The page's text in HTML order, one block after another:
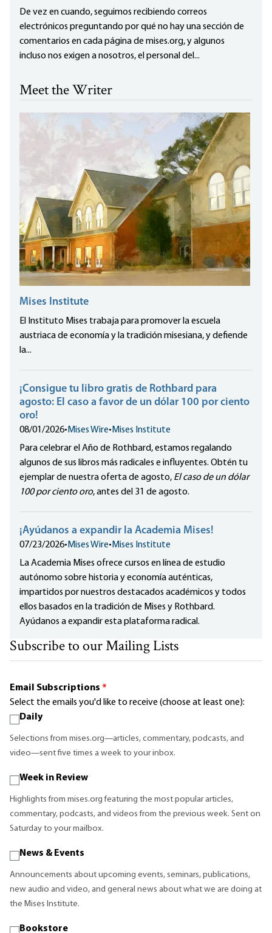
De vez en cuando, seguimos recibiendo correos
electrónicos preguntando por qué no hay una sección de
comentarios en cada página de mises.org, y algunos
incluso nos exigen a nosotros, el personal del...
Meet the Writer
Mises Institute
El Instituto Mises trabaja para promover la escuela
austriaca de economía y la tradición misesiana, y defiende
la...
¡Consigue tu libro gratis de Rothbard para
agosto: El caso a favor de un dólar 100 por ciento
oro!
08/01/2026• Mises Wire• Mises Institute
Para celebrar el Año de Rothbard, estamos regalando
algunos de sus libros más radicales e influyentes. Obtén tu
ejemplar de nuestra oferta de agosto, El caso de un dólar
100 por ciento oro, antes del 31 de agosto.
¡Ayúdanos a expandir la Academia Mises!
07/23/2026• Mises Wire• Mises Institute
La Academia Mises ofrece cursos en línea de estudio
autónomo sobre historia y economía auténticas,
impartidos por nuestros destacados académicos y todos
ellos basados en la tradición de Mises y Rothbard.
Ayúdanos a expandir esta plataforma radical.
Subscribe to our Mailing Lists
Email Subscriptions *
Select the emails you'd like to receive (choose at least one):
Daily
Selections from mises.org—articles, commentary, podcasts, and
video—sent five times a week to your inbox.
Week in Review
Highlights from mises.org featuring the most popular articles,
commentary, podcasts, and videos from the previous week. Sent on
Saturday to your mailbox.
News & Events
Announcements about upcoming events, seminars, publications,
new audio and video, and general news about what we are doing at
the Mises Institute.
Bookstore